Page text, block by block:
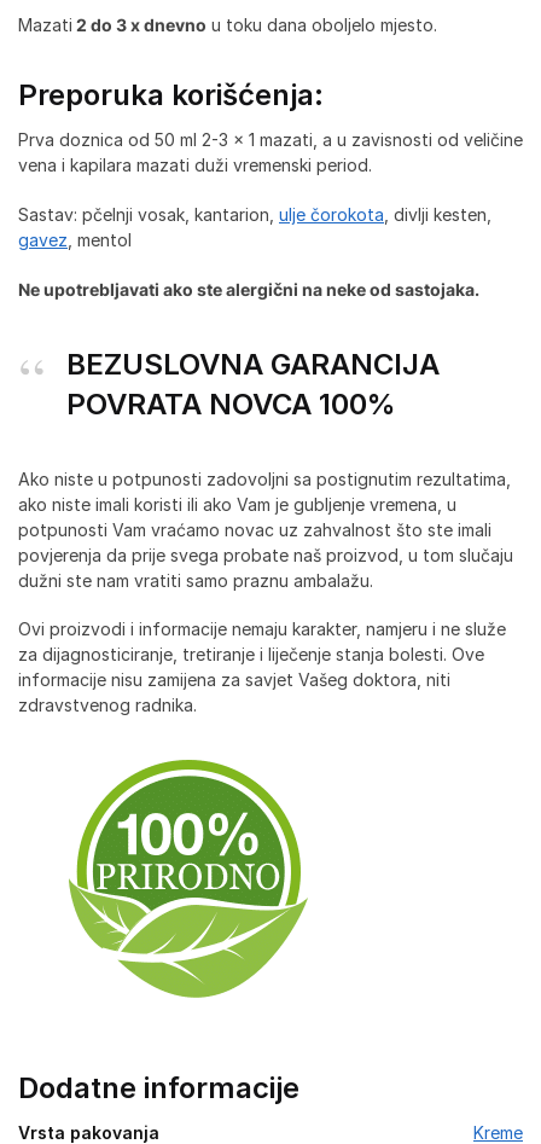
Mazati 2 do 3 x dnevno u toku dana oboljelo mjesto.
Preporuka korišćenja:
Prva doznica od 50 ml 2-3 x 1 mazati, a u zavisnosti od veličine
vena i kapilara mazati duži vremenski period.
Sastav: pčelnji vosak, kantarion, ulje čorokota , divlji kesten,
gavez , mentol
Ne upotrebljavati ako ste alergični na neke od sastojaka.
BEZUSLOVNA GARANCIJA
POVRATA NOVCA 100%
Ako niste u potpunosti zadovoljni sa postignutim rezultatima,
ako niste imali koristi ili ako Vam je gubljenje vremena, u
potpunosti Vam vraćamo novac uz zahvalnost što ste imali
povjerenja da prije svega probate naš proizvod, u tom slučaju
dužni ste nam vratiti samo praznu ambalažu.
Ovi proizvodi i informacije nemaju karakter, namjeru i ne služe
za dijagnosticiranje, tretiranje i liječenje stanja bolesti. Ove
informacije nisu zamijena za savjet Vašeg doktora, niti
zdravstvenog radnika.
Dodatne informacije
Vrsta pakovanja Kreme